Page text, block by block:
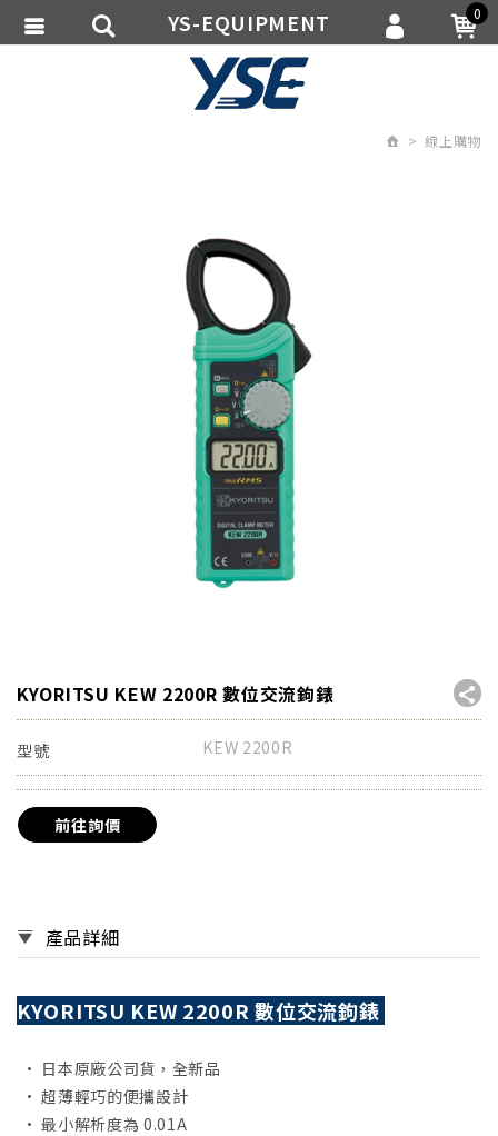
線上購物
KYORITSU KEW 2200R 數位交流鉤錶
型號 KEW 2200R
前往詢價
產品詳細
KYORITSU KEW 2200R 數位交流鉤錶
• 日本原廠公司貨，全新品
• 超薄輕巧的便攜設計
• 最小解析度為 0.01A
YS-EQUIPMENT 0
會員登入
會員註冊
追蹤清單
匯款通知
繁體中文